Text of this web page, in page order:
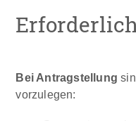
Bei Antragstellung
vorzulegen: